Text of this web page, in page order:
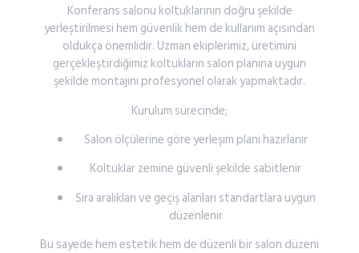
Konferans salonu koltuklarının doğru şekilde
yerleştirilmesi hem güvenlikhem de kullanım açısından
oldukça önemlidir. Uzmanekiplerimiz,üretimini
gerçekleştirdiğimiz koltukların salon planına uygun
şekilde montajını profesyonel olarakyapmaktadır.
Kurulum sürecinde;
Salon ölçülerine göre yerleşim planı hazırlanır
Koltuklarzemine güvenli şekilde sabitlenir
Sıra aralıklarıve geçişalanları standartlara uygun
düzenlenir
Bu sayede hemestetikhem de düzenli birsalon düzeni